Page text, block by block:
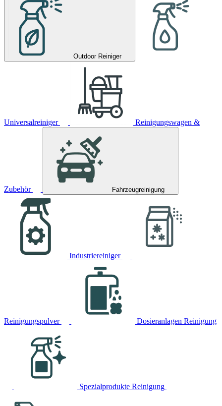
Outdoor Reiniger
Universalreiniger Reinigungswagen &
Zubehör Fahrzeugreinigung
Industriereiniger
Reinigungspulver Dosieranlagen Reinigung
Spezialprodukte Reinigung